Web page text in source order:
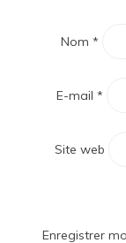
Nom *
E-mail *
Site web
Enregistrer